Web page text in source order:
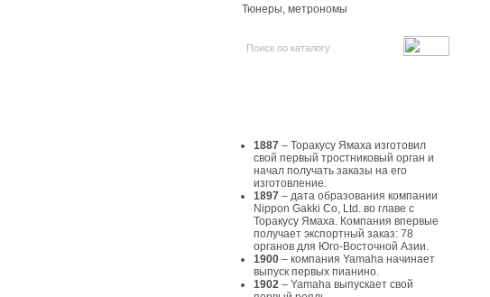
Тюнеры, метрономы
1887 – Торакусу Ямаха изготовил
свой первый тростниковый орган и
начал получать заказы на его
изготовление.
1897 – дата образования компании
Nippon Gakki Co, Ltd. во главе с
Торакусу Ямаха. Компания впервые
получает экспортный заказ: 78
органов для Юго-Восточной Азии.
1900 – компания Yamaha начинает
выпуск первых пианино.
1902 – Yamaha выпускает свой